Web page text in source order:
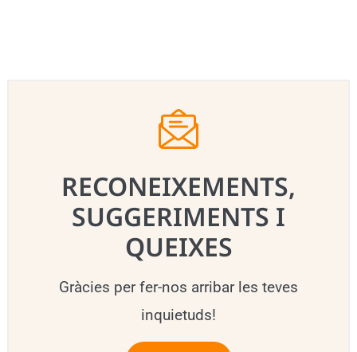
RECONEIXEMENTS,
SUGGERIMENTS I
QUEIXES
Gràcies per fer-nos arribar les teves
inquietuds!